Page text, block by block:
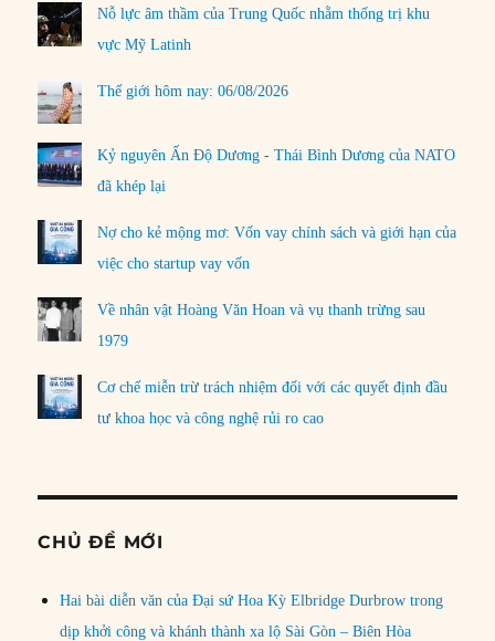
Nỗ lực âm thầm của Trung Quốc nhằm thống trị khu
vực Mỹ Latinh
Thế giới hôm nay: 06/08/2026
Kỷ nguyên Ấn Độ Dương - Thái Bình Dương của NATO
đã khép lại
Nợ cho kẻ mộng mơ: Vốn vay chính sách và giới hạn của
việc cho startup vay vốn
Về nhân vật Hoàng Văn Hoan và vụ thanh trừng sau
1979
Cơ chế miễn trừ trách nhiệm đối với các quyết định đầu
tư khoa học và công nghệ rủi ro cao
CHỦ ĐỀ MỚI
Hai bài diễn văn của Đại sứ Hoa Kỳ Elbridge Durbrow trong
dịp khởi công và khánh thành xa lộ Sài Gòn – Biên Hòa